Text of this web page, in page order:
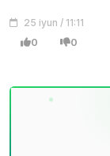
25 iyun / 11:11
0 0